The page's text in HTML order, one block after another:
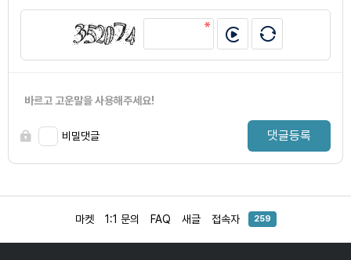
바르고 고운말을 사용해주세요!
비밀댓글 댓글등록
마켓 1:1 문의 FAQ 새글 접속자 259